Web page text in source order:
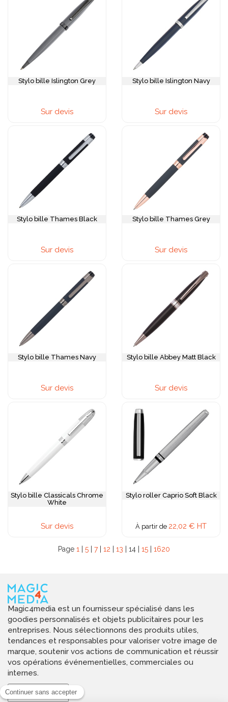
Stylo bille Islington Grey
Sur devis
Stylo bille Islington Navy
Sur devis
Stylo bille Thames Black
Sur devis
Stylo bille Thames Grey
Sur devis
Stylo bille Thames Navy
Sur devis
Stylo bille Abbey Matt Black
Sur devis
Stylo bille Classicals Chrome
White
Sur devis
Stylo roller Caprio Soft Black
À partir de 22,02 € HT
Page 1 5 7| 12 13 | 14 | 15 1620
Magic4media est un fournisseur spécialisé dans les
goodies personnalisés et objets publicitaires pour les
entreprises. Nous sélectionnons des produits utiles,
tendances et responsables pour valoriser votre image de
marque, soutenir vos actions de communication et réussir
vos opérations événementielles, commerciales ou
internes.
Magic4media